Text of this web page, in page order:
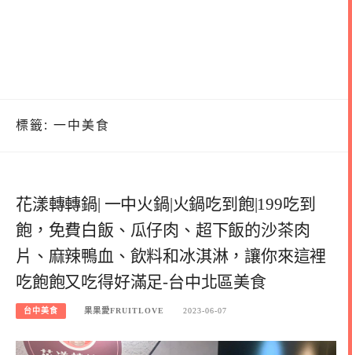
標籤: 一中美食
花漾轉轉鍋| 一中火鍋|火鍋吃到飽|199吃到
飽，免費白飯、瓜仔肉、超下飯的沙茶肉
片、麻辣鴨血、飲料和冰淇淋，讓你來這裡
吃飽飽又吃得好滿足-台中北區美食
台中美食 果果愛FRUITLOVE 2023-06-07